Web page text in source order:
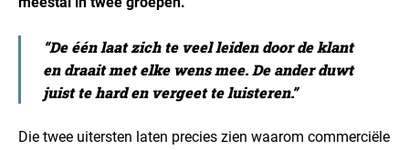
“De één laat zich te veel leiden door de klant
en draait met elke wens mee. De ander duwt
juist te hard en vergeet te luisteren.”
Die twee uitersten laten precies zien waarom commerciële